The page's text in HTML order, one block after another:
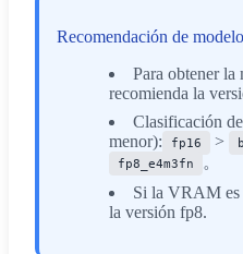
Recomendación de
Para obtener la
recomienda la
Clasificación
menor):
fp16 >
fp8_e4m3fn
。
Si la VRAM es
la versión fp8.